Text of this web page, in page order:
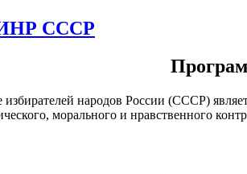
СССР
избирателей народов России (СССР)
морального и нравственного